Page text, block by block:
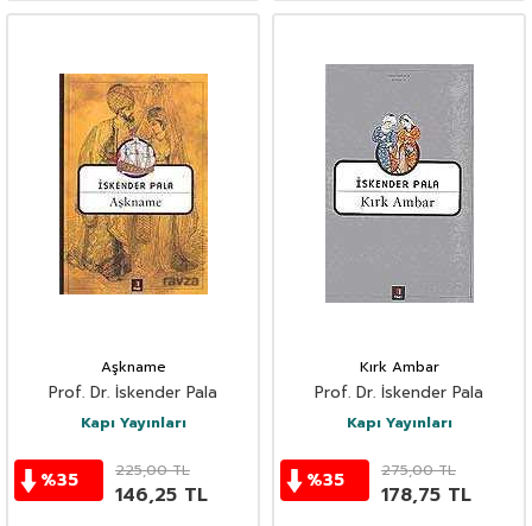
Aşkname
Prof. Dr. İskender Pala
Kapı Yayınları
%35 225,00TL
146,25 TL
Kırk Ambar
Prof. Dr. İskender Pala
Kapı Yayınları
%35 275,00TL
178,75 TL